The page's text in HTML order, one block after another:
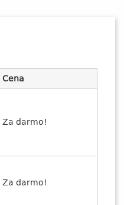
Cena
Za darmo!
Za darmo!